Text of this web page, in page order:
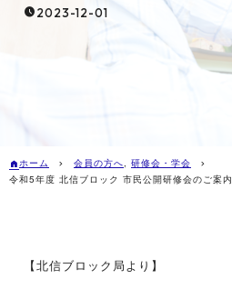
2023-12-01
ホーム 会員の方へ, 研修会・学会
令和5年度 北信ブロック 市民公開研修会のご案内
【北信ブロック局より】